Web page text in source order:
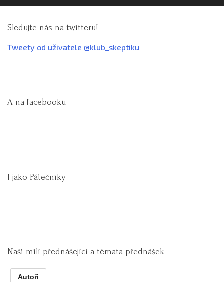
Sledujte nás na twitteru!
Tweety od uživatele @klub_skeptiku
A na facebooku
I jako Pátečníky
Naši milí přednášející a témata přednášek
Autoři